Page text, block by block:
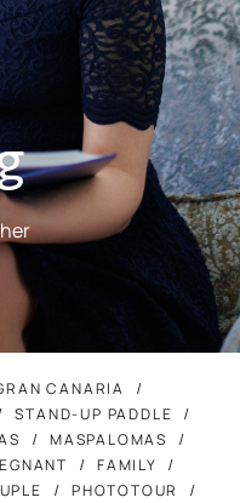
CANARIA
STAND-UP PADDLE
MASPALOMAS
FAMILY
PHOTOTOUR